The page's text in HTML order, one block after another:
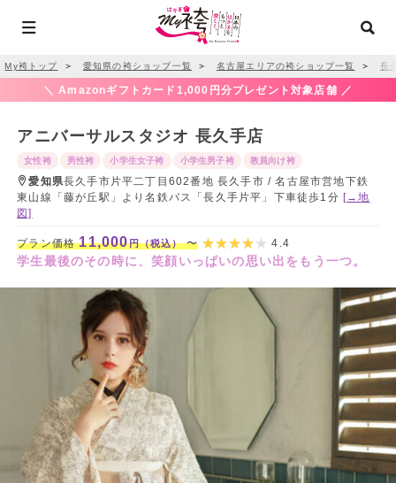
My袴トップ ＞ 愛知県の袴ショップ一覧 ＞ 名古屋エリアの袴ショップ一覧 ＞ 長
＼ Amazonギフトカード1,000円分プレゼント対象店舗 ／
アニバーサルスタジオ 長久手店
女性袴 男性袴 小学生女子袴 小学生男子袴 教員向け袴
愛知県長久手市片平二丁目602番地 長久手市 / 名古屋市営地下鉄
東山線「藤が丘駅」より名鉄バス「長久手片平」下車徒歩1分 [→地
図]
プラン価格11,000円（税込）〜 4.4
学生最後のその時に、笑顔いっぱいの思い出をもう一つ。